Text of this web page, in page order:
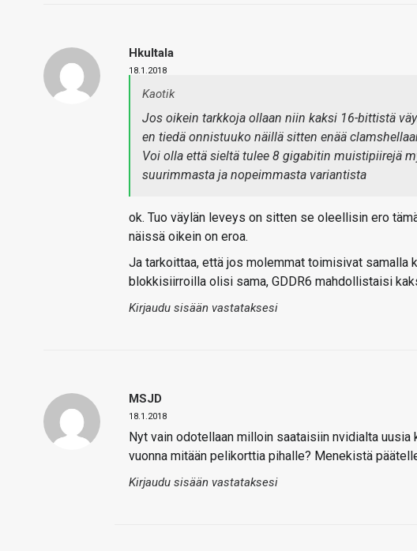
Hkultala
18.1.2018
Kaotik
Jos oikein tarkkoja ollaan niin kaksi 16-bittistä
en tiedä onnistuuko näillä sitten enää
Voi olla että sieltä tulee 8 gigabitin muistipiirejä
suurimmasta ja nopeimmasta variantista
ok. Tuo väylän leveys on sitten se oleellisin ero
näissä oikein on eroa.
Ja tarkoittaa, että jos molemmat toimisivat samalla
blokkisiirroilla olisi sama, GDDR6 mahdollistaisi
Kirjaudu sisään vastataksesi
MSJD
18.1.2018
Nyt vain odotellaan milloin saataisiin nvidialta
vuonna mitään pelikorttia pihalle? Menekistä
Kirjaudu sisään vastataksesi